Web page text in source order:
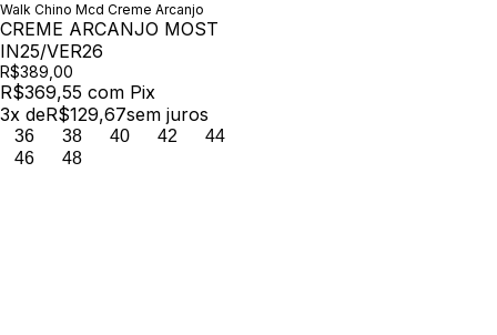
Walk Chino Mcd Creme Arcanjo
CREME ARCANJO MOST
IN25/VER26
R$389,00
R$369,55 com Pix
3x deR$129,67sem juros
36 38 40 42
44
46
48